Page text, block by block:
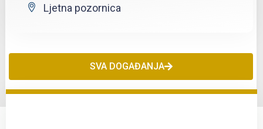
Ljetna pozornica
SVA DOGAĐANJA